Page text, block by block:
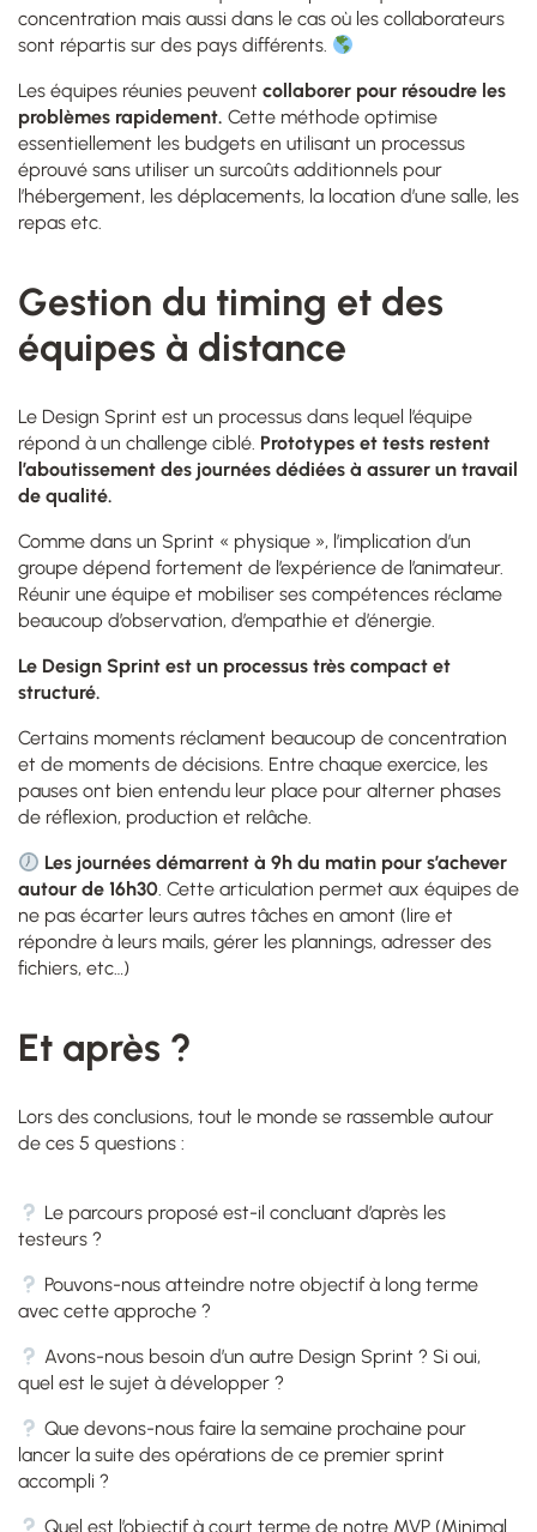
concentration mais aussi dans le cas où les collaborateurs
sont répartis sur des pays différents.
Les équipes réunies peuvent collaborer pour résoudre les
problèmes rapidement. Cette méthode optimise
essentiellement les budgets en utilisant un processus
éprouvé sans utiliser un surcoûts additionnels pour
l’hébergement, les déplacements, la location d’une salle, les
repas etc.
Gestion du timing et des
équipes à distance
Le Design Sprint est un processus dans lequel l’équipe
répond à un challenge ciblé. Prototypes et tests restent
l’aboutissement des journées dédiées à assurer un travail
de qualité.
Comme dans un Sprint « physique », l’implication d’un
groupe dépend fortement de l’expérience de l’animateur.
Réunir une équipe et mobiliser ses compétences réclame
beaucoup d’observation, d’empathie et d’énergie.
Le Design Sprint est un processus très compact et
structuré.
Certains moments réclament beaucoup de concentration
et de moments de décisions. Entre chaque exercice, les
pauses ont bien entendu leur place pour alterner phases
de réflexion, production et relâche.
Les journées démarrent à 9h du matin pour s’achever
autour de 16h30. Cette articulation permet aux équipes de
ne pas écarter leurs autres tâches en amont (lire et
répondre à leurs mails, gérer les plannings, adresser des
fichiers, etc…)
Et après ?
Lors des conclusions, tout le monde se rassemble autour
de ces 5 questions :
Le parcours proposé est-il concluant d’après les
testeurs ?
Pouvons-nous atteindre notre objectif à long terme
avec cette approche ?
Avons-nous besoin d’un autre Design Sprint ? Si oui,
quel est le sujet à développer ?
Que devons-nous faire la semaine prochaine pour
lancer la suite des opérations de ce premier sprint
accompli ?
Quel est l’objectif à court terme de notre MVP (Minimal